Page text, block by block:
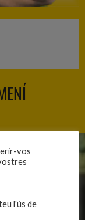
vos
l'ús de